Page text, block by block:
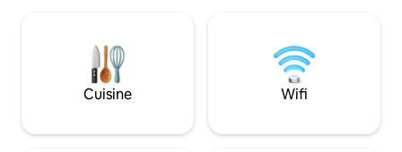
Cuisine Wifi